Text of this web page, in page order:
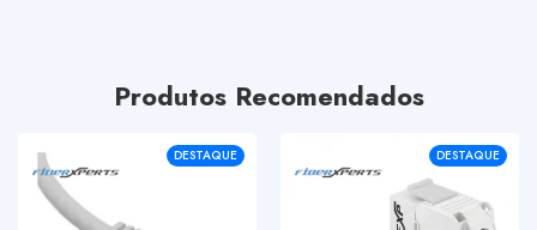
Produtos Recomendados
DESTAQUE DESTAQUE